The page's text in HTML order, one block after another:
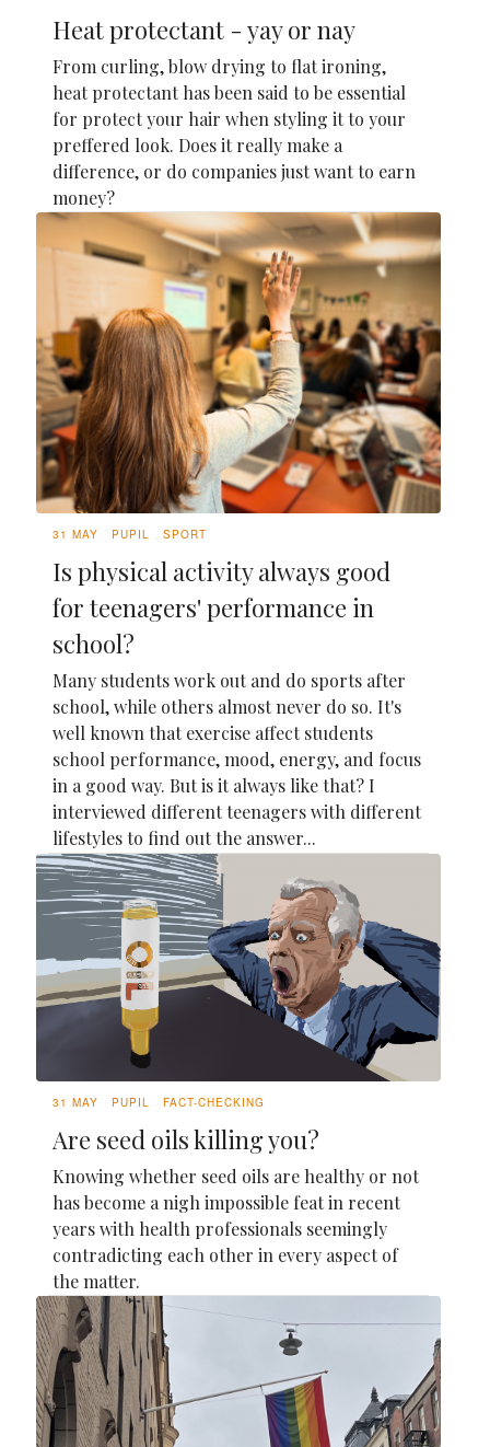
Heat protectant - yay or nay
From curling, blow drying to flat ironing,
heat protectant has been said to be essential
for protect your hair when styling it to your
preffered look. Does it really make a
difference, or do companies just want to earn
money?
31 MAY PUPIL SPORT
Is physical activity always good
for teenagers' performance in
school?
Many students work out and do sports after
school, while others almost never do so. It's
well known that exercise affect students
school performance, mood, energy, and focus
in a good way. But is it always like that? I
interviewed different teenagers with different
lifestyles to find out the answer...
31 MAY PUPIL FACT-CHECKING
Are seed oils killing you?
Knowing whether seed oils are healthy or not
has become a nigh impossible feat in recent
years with health professionals seemingly
contradicting each other in every aspect of
the matter.